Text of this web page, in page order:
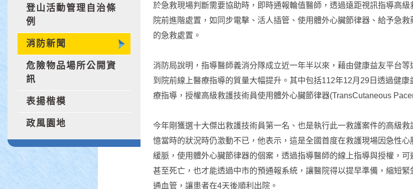
登山活動管理自治條
例
消防新聞
危險物品場所公開資
訊
表揚楷模
政風園地
於急救現場判斷需要協助時，即時通報輪值醫師，透過遠距視訊指導高級
院前進階處置，如同步電擊、活人插管、使用體外心臟節律器、給予急救
的急救處置。
消防局說明，指導醫師義消分隊成立近一年半以來，藉由健康益友平台等
到院前線上醫療指導的質量大幅提升。其中包括112年12月29日透過健康
療指導，授權高級救護技術員使用體外心臟節律器(TransCutaneous
今年剛獲選十大傑出救護技術員第一名、也是執行此一救護案件的高級救
憶當時的狀況時仍激動不已，他表示，這是全國首度在救護現場因急性心
緩脈，使用體外心臟節律器的個案，透過指導醫師的線上指導與授權，可
甚至死亡，也才能透過中市的預通報系統，讓醫院得以提早準備，縮短緊
通血管，讓患者在4天後順利出院。